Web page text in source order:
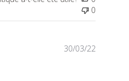
0
Date
30/03/22